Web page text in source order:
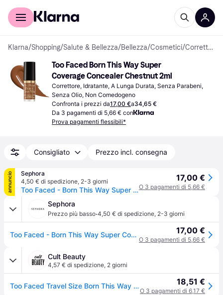
Per il tuo shopping
Klarna/Shopping/Salute & Bellezza/Bellezza/Cosmetici/ Correttori
Too Faced Born This Way Super
Coverage Concealer Chestnut 2ml
Correttore, Idratante, A Lunga Durata, Senza Parabeni,
Senza Olio, Non Comedogeno
Confronta i prezzi da17,00 €a34,65 €
Da 3 pagamenti di 5,66 € con
Prova pagamenti flessibili*
Consigliato Prezzo incl. consegna
annuncio
Sephora
4,50 € di spedizione, 2-3 giorni
Too Faced - Born This Way Super Coverage Concealer - Correttore In Formato Da Viaggio - born This Way Concealer - Chestnut - Donna
17,00 €
O 3 pagamenti di 5,66 €
Sephora
Prezzo più basso·4,50 € di spedizione, 2-3 giorni
Too Faced - Born This Way Super Coverage Concealer - Correttore In Formato Da Viaggio - born This Way Concealer - Chestnut - Donna 17,00 €
O 3 pagamenti di 5,66 €
Cult Beauty
4,57 € di spedizione, 2 giorni
Too Faced Travel Size Born This Way Super Coverage Concealer 2ml (Various Shades) - Chestnut 18,51 €
O 3 pagamenti di 6,17 €